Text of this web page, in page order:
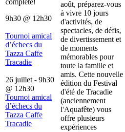
complète!
9h30 @ 12h30
Tournoi amical
d’échecs du
Tazza Caffe
Tracadie
26 juillet - 9h30
@ 12h30
Tournoi amical
d’échecs du
Tazza Caffe
Tracadie
août, préparez-vous
à vivre 10 jours
d'activités, de
spectacles, de défis,
de divertissement et
de moments
mémorables pour
toute la famille et
amis. Cette nouvelle
édition du Festival
d'été de Tracadie
(anciennement
l'Aquafête) vous
offre plusieurs
expériences